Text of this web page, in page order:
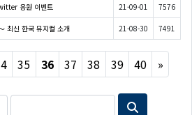
응원 이벤트 21-09-01 7576
최신 한국 뮤지컬 소개 21-08-30 7491
35 36 37 38 39 40 »Next